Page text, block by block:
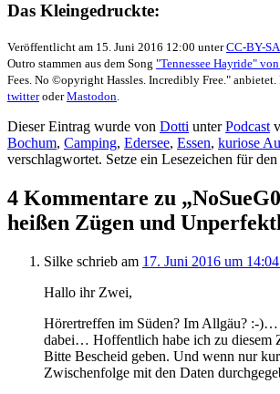
Das Kleingedruckte:
Veröffentlicht am 15. Juni 2016 12:00 unterCC-BY-
Outro stammen aus dem Song "Tennessee Hayride" von
Fees. No ©opyright Hassles. Incredibly Free." anbietet.
twitteroderMastodon
Dieser Eintrag wurde von Dotti unterPodcast
Bochum, Camping, Edersee, Essen, kuriose
verschlagwortet. Setze ein Lesezeichen für den
4 Kommentare zu „
heißen Zügen und
Silke schrieb am 17. Juni 2016 um
Hallo ihr Zwei,
Hörertreffen im Süden? Im Allgäu? :-)…
dabei… Hoffentlich habe ich zu diesem
Bitte Bescheid geben. Und wenn nur
Zwischenfolge mit den Daten